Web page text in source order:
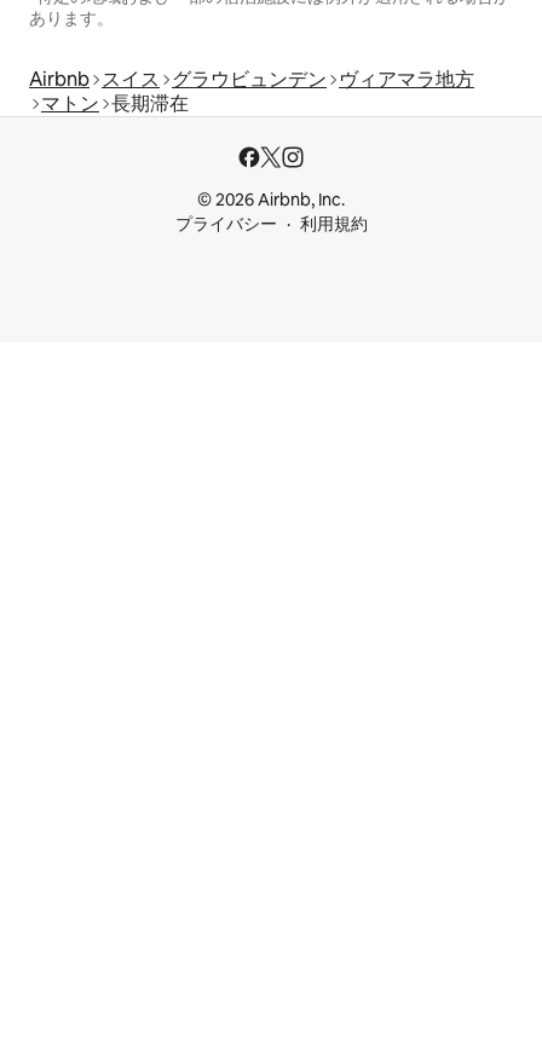
あります。
Airbnb スイス グラウビュンデン
ヴィアマラ地方
マトン 長期滞在
© 2026 Airbnb, Inc.
プライバシー
利用規約